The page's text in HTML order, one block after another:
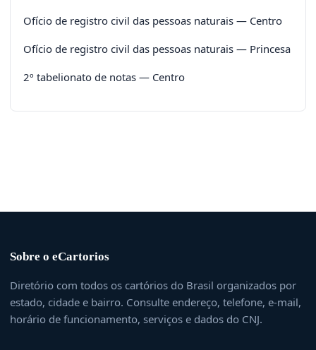
Ofício de registro civil das pessoas naturais — Centro
Ofício de registro civil das pessoas naturais — Princesa
2º tabelionato de notas — Centro
Sobre o eCartorios
Diretório com todos os cartórios do Brasil organizados por
estado, cidade e bairro. Consulte endereço, telefone, e-mail,
horário de funcionamento, serviços e dados do CNJ.